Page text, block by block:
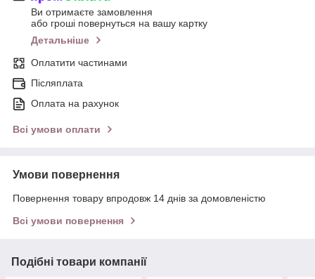
Ви отримаєте замовлення
або гроші повернуться на вашу картку
Детальніше
Оплатити частинами
Післяплата
Оплата на рахунок
Всі умови оплати
Умови повернення
Повернення товару впродовж 14 днів за домовленістю
Всі умови повернення
Подібні товари компанії